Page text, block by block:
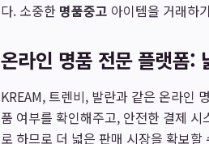
다. 소중한 명품중고 아이템을 거래하
온라인 명품 전문 플랫폼:
KREAM, 트렌비, 발란과 같은 온라인
품 여부를 확인해주고, 안전한 결제
로 하므로 더 넓은 판매 시장을 확보할